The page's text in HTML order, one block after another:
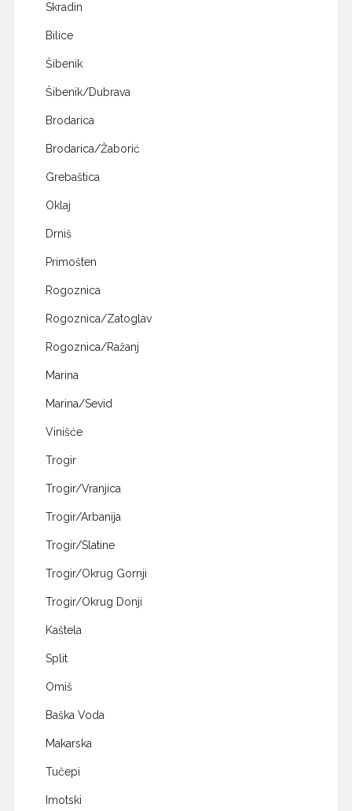
Skradin
Bilice
Šibenik
Šibenik/Dubrava
Brodarica
Brodarica/Žaborić
Grebaštica
Oklaj
Drniš
Primošten
Rogoznica
Rogoznica/Zatoglav
Rogoznica/Ražanj
Marina
Marina/Sevid
Vinišće
Trogir
Trogir/Vranjica
Trogir/Arbanija
Trogir/Slatine
Trogir/Okrug Gornji
Trogir/Okrug Donji
Kaštela
Split
Omiš
Baška Voda
Makarska
Tučepi
Imotski